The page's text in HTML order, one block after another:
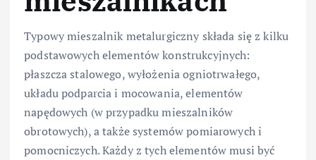
Typowy mieszalnik metalurgiczny składa się z kilku
podstawowych elementów konstrukcyjnych:
płaszcza stalowego, wyłożenia ogniotrwałego,
układu podparcia i mocowania, elementów
napędowych (w przypadku mieszalników
obrotowych), a także systemów pomiarowych i
pomocniczych. Każdy z tych elementów musi być